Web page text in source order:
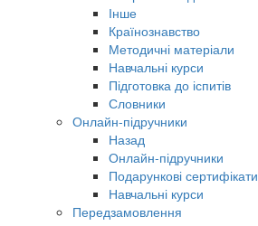
Інше
Країнознавство
Методичні матеріали
Навчальні курси
Підготовка до іспитів
Словники
Онлайн-підручники
Назад
Онлайн-підручники
Подарункові сертифікати
Навчальні курси
Передзамовлення